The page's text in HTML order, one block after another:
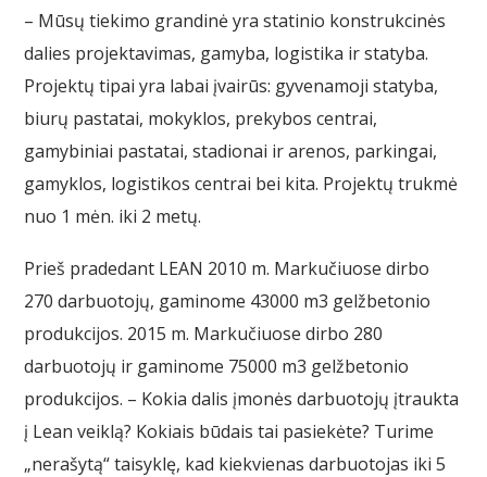
– Mūsų tiekimo grandinė yra statinio konstrukcinės
dalies projektavimas, gamyba, logistika ir statyba.
Projektų tipai yra labai įvairūs: gyvenamoji statyba,
biurų pastatai, mokyklos, prekybos centrai,
gamybiniai pastatai, stadionai ir arenos, parkingai,
gamyklos, logistikos centrai bei kita. Projektų trukmė
nuo 1 mėn. iki 2 metų.
Prieš pradedant LEAN 2010 m. Markučiuose dirbo
270 darbuotojų, gaminome 43000 m3 gelžbetonio
produkcijos. 2015 m. Markučiuose dirbo 280
darbuotojų ir gaminome 75000 m3 gelžbetonio
produkcijos. – Kokia dalis įmonės darbuotojų įtraukta
į Lean veiklą? Kokiais būdais tai pasiekėte? Turime
„nerašytą“ taisyklę, kad kiekvienas darbuotojas iki 5